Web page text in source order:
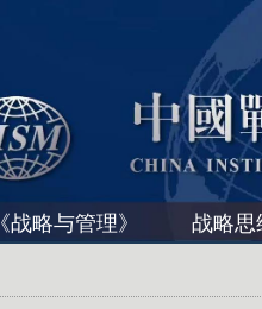
《战略与管理》 战略思